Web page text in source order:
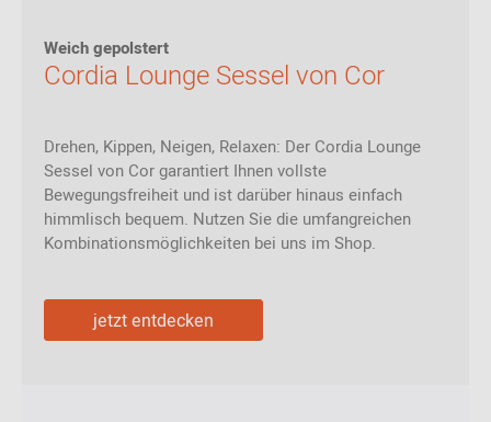
Weich gepolstert
Cordia Lounge Sessel von Cor
Drehen, Kippen, Neigen, Relaxen: Der Cordia Lounge
Sessel von Cor garantiert Ihnen vollste
Bewegungsfreiheit und ist darüber hinaus einfach
himmlisch bequem. Nutzen Sie die umfangreichen
Kombinationsmöglichkeiten bei uns im Shop.
jetzt entdecken